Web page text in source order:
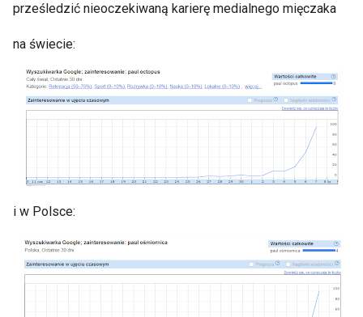
prześledzić nieoczekiwaną karierę medialnego mięczaka
na świecie:
i w Polsce: